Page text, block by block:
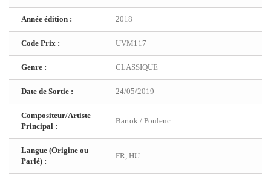
Année édition : 2018
Code Prix : UVM117
Genre : CLASSIQUE
Date de Sortie : 24/05/2019
Compositeur/Artiste
Principal :
Bartok / Poulenc
Langue (Origine ou
Parlé) :
FR, HU